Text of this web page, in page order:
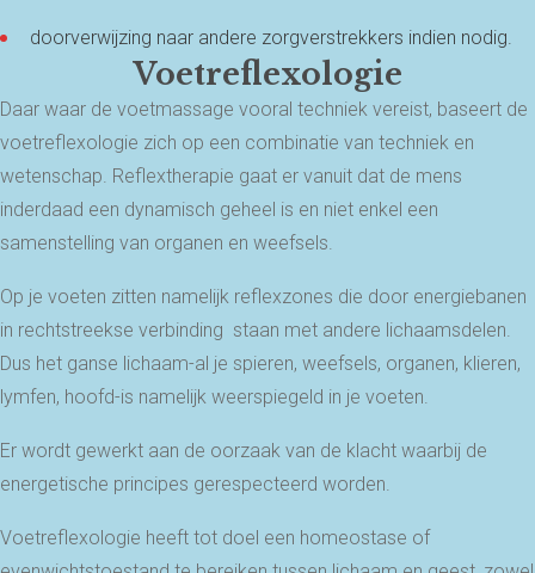
doorverwijzing naar andere zorgverstrekkers indien nodig.
Voetreflexologie
Daar waar de voetmassage vooral techniek vereist, baseert de
voetreflexologie zich op een combinatie van techniek en
wetenschap. Reflextherapie gaat er vanuit dat de mens
inderdaad een dynamisch geheel is en niet enkel een
samenstelling van organen en weefsels.
Op je voeten zitten namelijk reflexzones die door energiebanen
in rechtstreekse verbinding staan met andere lichaamsdelen.
Dus het ganse lichaam-al je spieren, weefsels, organen, klieren,
lymfen, hoofd-is namelijk weerspiegeld in je voeten.
Er wordt gewerkt aan de oorzaak van de klacht waarbij de
energetische principes gerespecteerd worden.
Voetreflexologie heeft tot doel een homeostase of